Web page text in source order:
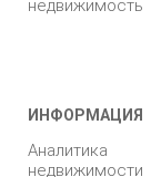
недвижимость
ИНФОРМАЦИЯ
Аналитика
недвижимости